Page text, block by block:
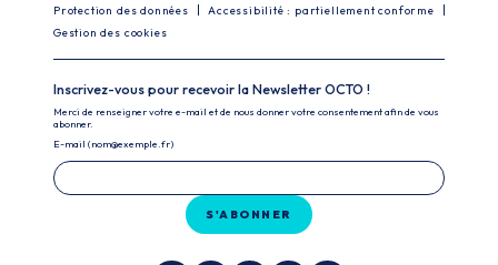
Protection des données
Accessibilité : partiellement conforme
Gestion des cookies
Inscrivez-vous pour recevoir la Newsletter OCTO !
Merci de renseigner votre e-mail et de nous donner votre consentement afin de vous
abonner.
E-mail (nom@exemple.fr)
S'ABONNER